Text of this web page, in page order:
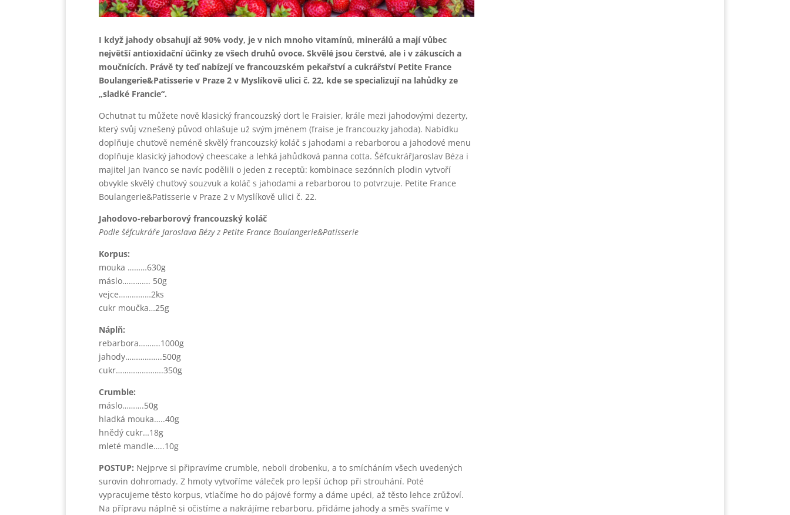
I když jahody obsahují až 90% vody, je v nich mnoho vitamínů, minerálů a mají vůbec
největší antioxidační účinky ze všech druhů ovoce. Skvělé jsou čerstvé, ale i v zákuscích a
moučnících. Právě ty teď nabízejí ve francouzském pekařství a cukrářství Petite France
Boulangerie&Patisserie v Praze 2 v Myslíkově ulici č. 22, kde se specializují na lahůdky ze
„sladké Francie“.
Ochutnat tu můžete nově klasický francouzský dort le Fraisier, krále mezi jahodovými dezerty,
který svůj vznešený původ ohlašuje už svým jménem (fraise je francouzky jahoda). Nabídku
doplňuje chuťově neméně skvělý francouzský koláč s jahodami a rebarborou a jahodové menu
doplňuje klasický jahodový cheescake a lehká jahůdková panna cotta. ŠéfcukrářJaroslav Béza i
majitel Jan Ivanco se navíc podělili o jeden z receptů: kombinace sezónních plodin vytvoří
obvykle skvělý chuťový souzvuk a koláč s jahodami a rebarborou to potvrzuje. Petite France
Boulangerie&Patisserie v Praze 2 v Myslíkově ulici č. 22.
Jahodovo-rebarborový francouzský koláč
Podle šéfcukráře Jaroslava Bézy z Petite France Boulangerie&Patisserie
Korpus:
mouka ………630g
máslo…………. 50g
vejce……………2ks
cukr moučka…25g
Náplň:
rebarbora……….1000g
jahody……………..500g
cukr………………….350g
Crumble:
máslo……….50g
hladká mouka…..40g
hnědý cukr…18g
mleté mandle…..10g
POSTUP: Nejprve si připravíme crumble, neboli drobenku, a to smícháním všech uvedených
surovin dohromady. Z hmoty vytvoříme váleček pro lepší úchop při strouhání. Poté
vypracujeme těsto korpus, vtlačíme ho do pájové formy a dáme upéci, až těsto lehce zrůžoví.
Na přípravu náplně si očistíme a nakrájíme rebarboru, přidáme jahody a směs svaříme v